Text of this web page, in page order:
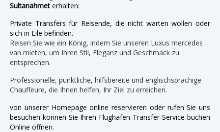
Sultanahmet erhalten:
Private Transfers für Reisende, die nicht warten wollen oder
sich in Eile befinden.
Reisen Sie wie ein König, indem Sie unseren Luxus mercedes
van mieten, um Ihren Stil, Eleganz und Geschmack zu
entsprechen.
Professionelle, pünktliche, hilfsbereite und englischsprachige
Chauffeure, die Ihnen helfen, Ihr Ziel zu erreichen.
von unserer Homepage online reservieren oder rufen Sie uns
besuchen können Sie Ihren Flughafen-Transfer-Service buchen
Online öffnen.